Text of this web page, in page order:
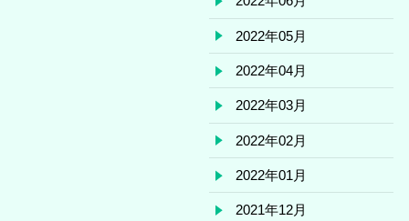
2022年05月
2022年04月
2022年03月
2022年02月
2022年01月
2021年12月